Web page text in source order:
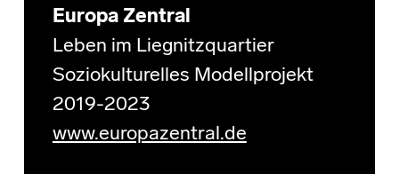
Europa Zentral
Leben im Liegnitzquartier
Soziokulturelles Modellprojekt
2019-2023
www.europazentral.de